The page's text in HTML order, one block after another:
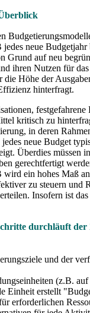
jedes neue
Grund auf neu
ihren Nutzen für
Höhe der
hinterfragt.
festgefahrene
kritisch zu
in deren
neue Budget
Überdies müssen
gerechtfertigt
ein hohes Maß
zu steuern und
Insofern ist
durchläuft der
und der
(z.B.
Einheit erstellt
erforderlichen